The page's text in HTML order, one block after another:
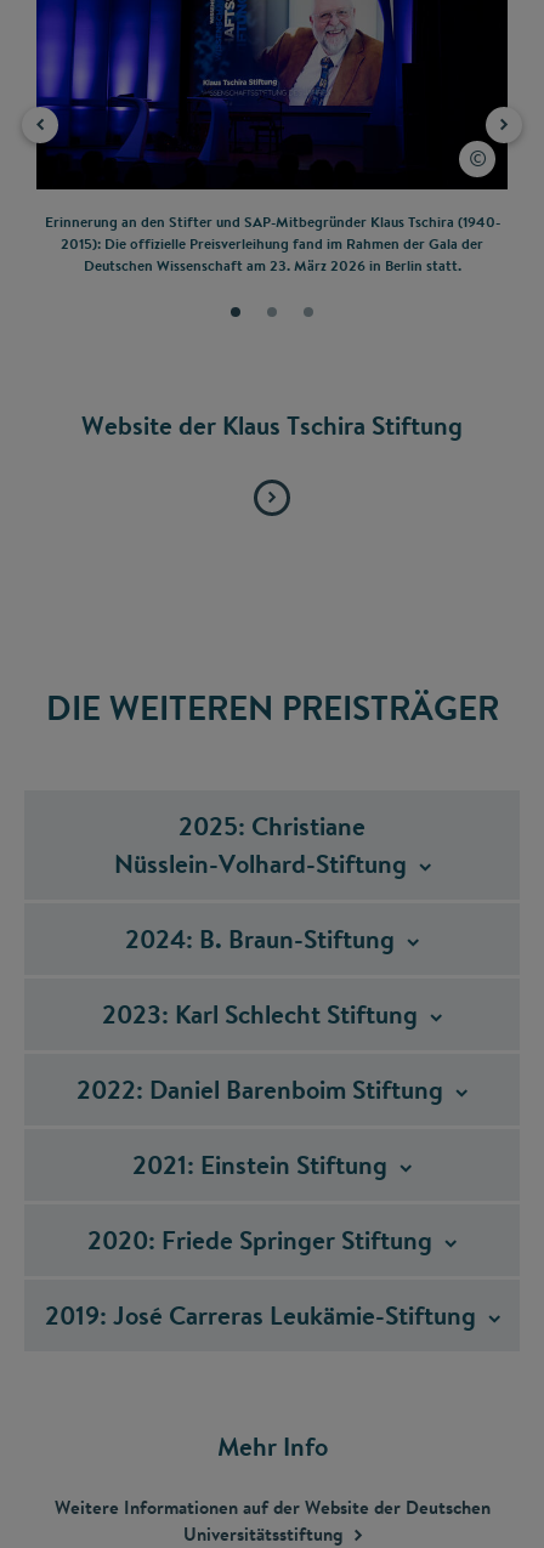
Erinnerung an den Stifter und SAP-Mitbegründer Klaus Tschira (1940-
2015): Die offizielle Preisverleihung fand im Rahmen der Gala der
Deutschen Wissenschaft am 23. März 2026 in Berlin statt.
Website der Klaus Tschira Stiftung
DIE WEITEREN PREISTRÄGER
2025: Christiane
Nüsslein-Volhard-Stiftung
2024: B. Braun-Stiftung
2023: Karl Schlecht Stiftung
2022: Daniel Barenboim Stiftung
2021: Einstein Stiftung
2020: Friede Springer Stiftung
2019: José Carreras Leukämie-Stiftung
Mehr Info
Weitere Informationen auf der Website der Deutschen
Universitätsstiftung